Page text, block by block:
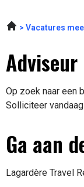
Vacatures
Op zoek naar een
Solliciteer
Ga aan
Lagardère Travel